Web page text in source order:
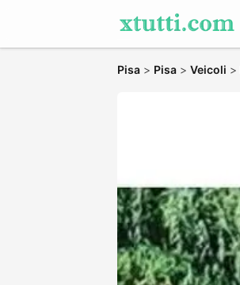
Pisa > Pisa > Veicoli >